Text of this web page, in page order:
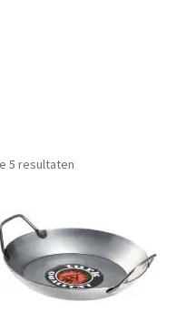
5 resultaten